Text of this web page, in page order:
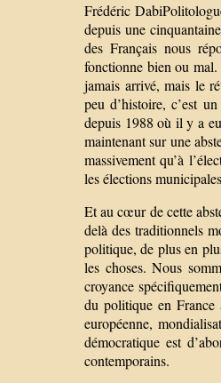
Frédéric
depuis une
des Français nous
fonctionne bien ou
jamais arrivé, mais le
peu d’histoire, c’est
depuis 1988 où il y a
maintenant sur une
massivement qu’à
les élections
Et au cœur de cette
delà des traditionnels
politique, de plus en
les choses. Nous
croyance
du politique en France
européenne,
démocratique est
contemporains.